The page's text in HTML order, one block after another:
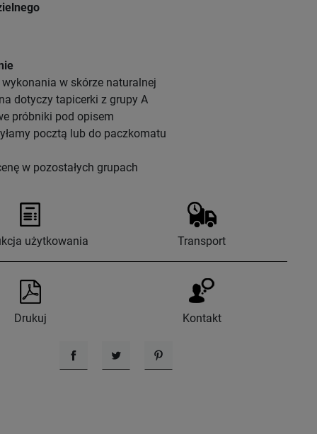
w skórze naturalnej
dotyczy tapicerki z grupy A
próbniki pod opisem
pocztą lub do paczkomatu
w pozostałych grupach
użytkowania Transport
Drukuj Kontakt
UdostępnijTweetujPinterest